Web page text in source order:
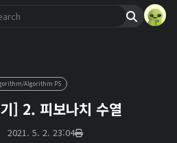
Algorithm PS
] 2. 피보나치 수열
2021. 5. 2. 23:04